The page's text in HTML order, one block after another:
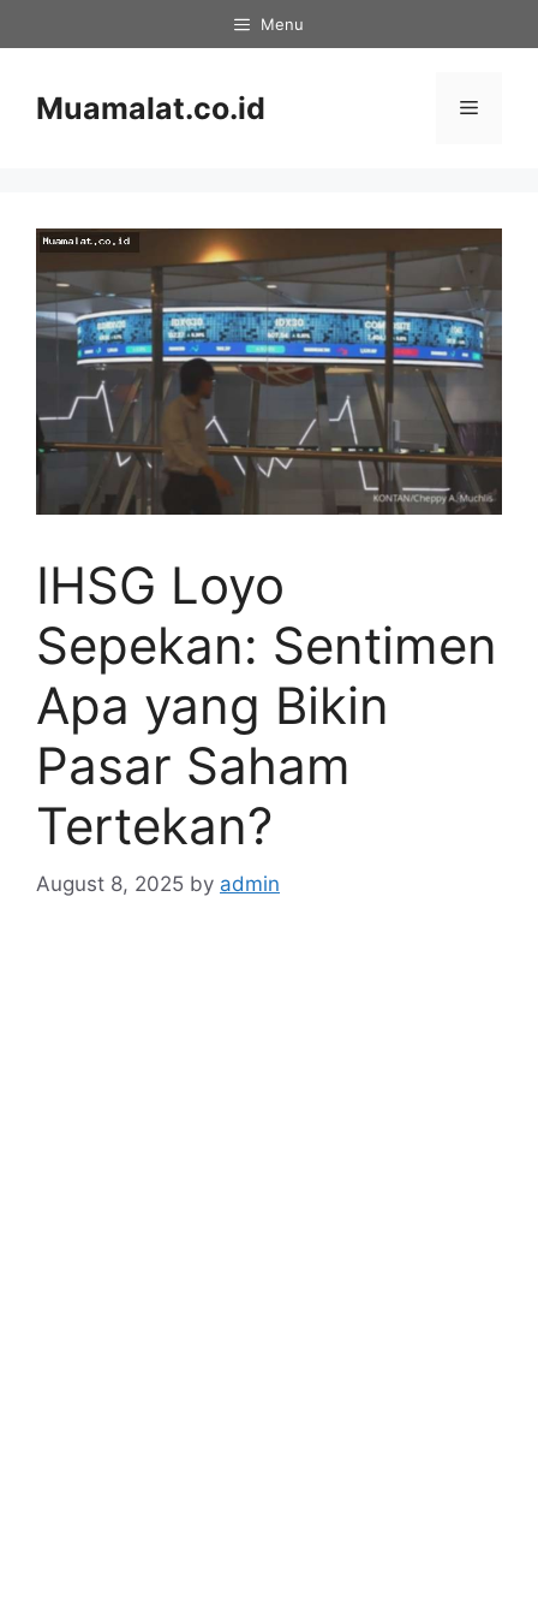
to
Menu
Muamalat.co.id Menu
IHSG Loyo
Sepekan: Sentimen
Apa yang Bikin
Pasar Saham
Tertekan?
August 8, 2025 by admin